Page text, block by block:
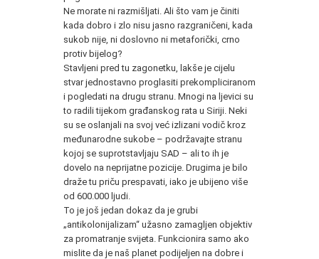
Ne morate ni razmišljati. Ali što vam je činiti
kada dobro i zlo nisu jasno razgraničeni, kada
sukob nije, ni doslovno ni metaforički, crno
protiv bijelog?
Stavljeni pred tu zagonetku, lakše je cijelu
stvar jednostavno proglasiti prekompliciranom
i pogledati na drugu stranu. Mnogi na ljevici su
to radili tijekom građanskog rata u Siriji. Neki
su se oslanjali na svoj već izlizani vodič kroz
međunarodne sukobe – podržavajte stranu
kojoj se suprotstavljaju SAD – ali to ih je
dovelo na neprijatne pozicije. Drugima je bilo
draže tu priču prespavati, iako je ubijeno više
od 600.000 ljudi.
To je još jedan dokaz da je grubi
„antikolonijalizam“ užasno zamagljen objektiv
za promatranje svijeta. Funkcionira samo ako
mislite da je naš planet podijeljen na dobre i